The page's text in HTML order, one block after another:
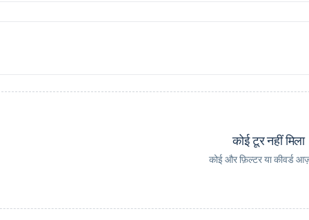
कोई टूर नहीं मिला
कोई और फ़िल्टर या कीवर्ड